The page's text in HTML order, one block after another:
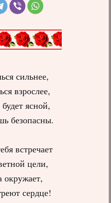
сильнее,
взрослее,
ясной,
безопасны.
встречает
цели,
окружает,
сердце!